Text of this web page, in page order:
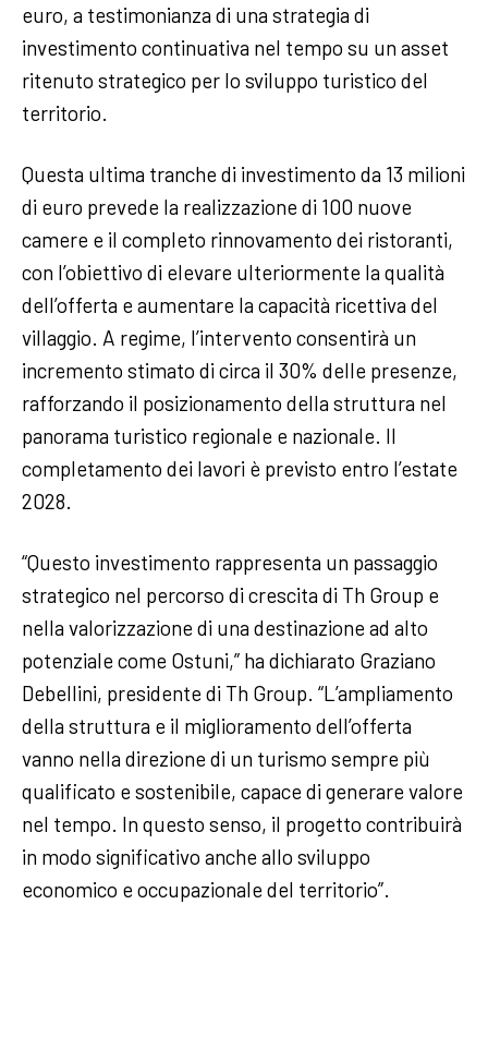
euro, a testimonianza di una strategia di
investimento continuativa nel tempo su un asset
ritenuto strategico per lo sviluppo turistico del
territorio.
Questa ultima tranche di investimento da 13 milioni
di euro prevede la realizzazione di 100 nuove
camere e il completo rinnovamento dei ristoranti,
con l’obiettivo di elevare ulteriormente la qualità
dell’offerta e aumentare la capacità ricettiva del
villaggio. A regime, l’intervento consentirà un
incremento stimato di circa il 30% delle presenze,
rafforzando il posizionamento della struttura nel
panorama turistico regionale e nazionale. Il
completamento dei lavori è previsto entro l’estate
2028.
“Questo investimento rappresenta un passaggio
strategico nel percorso di crescita di Th Group e
nella valorizzazione di una destinazione ad alto
potenziale come Ostuni,” ha dichiarato Graziano
Debellini, presidente di Th Group. “L’ampliamento
della struttura e il miglioramento dell’offerta
vanno nella direzione di un turismo sempre più
qualificato e sostenibile, capace di generare valore
nel tempo. In questo senso, il progetto contribuirà
in modo significativo anche allo sviluppo
economico e occupazionale del territorio”.